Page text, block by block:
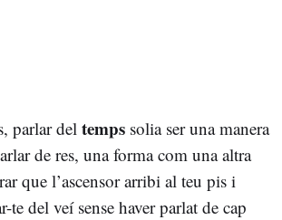
parlar del temps solia ser una manera
de res, una forma com una altra
que l’ascensor arribi al teu pis i
te del veí sense haver parlat de cap